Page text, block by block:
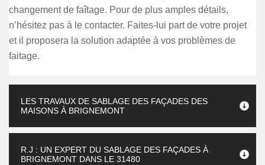
changement de faîtage. Pour de plus amples détails,
n’hésitez pas à le contacter. Faites-lui part de votre projet
et il proposera la solution adaptée à vos problèmes de
faitage.
LES TRAVAUX DE SABLAGE DES FAÇADES DES
MAISONS À BRIGNEMONT
R.J : UN EXPERT DU SABLAGE DES FAÇADES À
BRIGNEMONT DANS LE 31480